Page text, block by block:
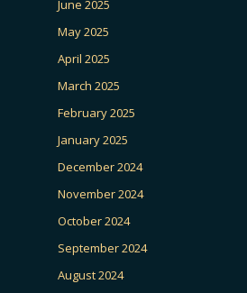
June 2025
May 2025
April 2025
March 2025
February 2025
January 2025
December 2024
November 2024
October 2024
September 2024
August 2024